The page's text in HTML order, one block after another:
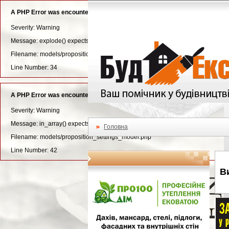
A PHP Error was encountered
Severity: Warning
Message: explode() expects parameter 3 to be long, string given
Filename: models/proposition_settings_model.php
Line Number: 34
A PHP Error was encountered
Severity: Warning
Message: in_array() expects parameter 2 to be array, null given
Filename: models/proposition_settings_model.php
Line Number: 42
Головна